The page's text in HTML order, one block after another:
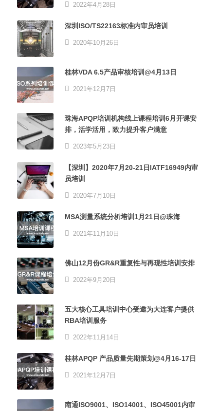
2022年4月28日
深圳ISO/TS22163标准内审员培训
2020年10月26日
桂林VDA 6.5产品审核培训@4月13日
2021年12月7日
珠海APQP培训机构线上课程培训6月开课安
排，活学活用，致力提升客户满意
2023年5月23日
【深圳】2020年7月20-21日IATF16949内审
员培训
2020年7月10日
MSA测量系统分析培训1月21日@珠海
2021年11月10日
佛山12月份GR&R重复性与再现性培训安排
2022年9月20日
五大核心工具培训中心受邀为大连客户提供
RBA培训服务
2022年11月14日
桂林APQP 产品质量先期策划@4月16-17日
2021年12月7日
南通ISO9001、ISO14001、ISO45001内审